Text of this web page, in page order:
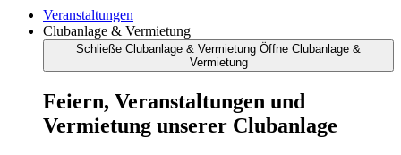
Veranstaltungen
Clubanlage & Vermietung
Schließe Clubanlage & Vermietung Öffne Clubanlage &
Vermietung
Feiern, Veranstaltungen und
Vermietung unserer Clubanlage